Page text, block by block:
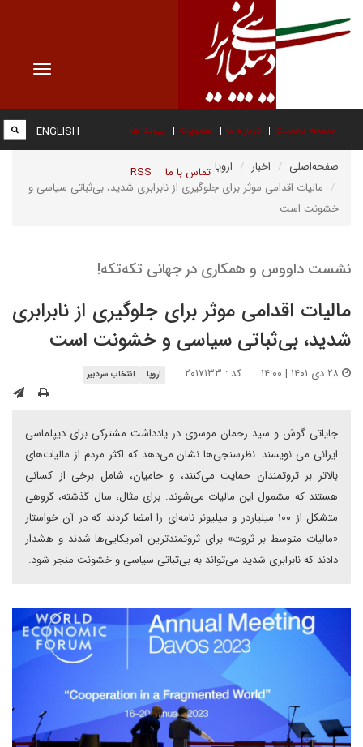
Toggle
صفحه نخست درباره ما عضویت پیوند ها
تماس با ما RSS
ENGLISH
صفحه‌اصلی اخبار
اروپا
مالیات اقدامی موثر برای جلوگیری از نابرابری شدید، بی‌ثباتی سیاسی و
خشونت است
نشست داووس و همکاری در جهانی تکه‌تکه!
مالیات اقدامی موثر برای جلوگیری از نابرابری
شدید، بی‌ثباتی سیاسی و خشونت است
کد : ۲۰۱۷۱۳۳ اروپا انتخاب سردبیر
جایاتی گوش و سید رحمان موسوی در یادداشت مشترکی برای دیپلماسی
ایرانی می نویسند: نظرسنجی‌ها نشان می‌دهد که اکثر مردم از مالیات‌های
بالاتر بر ثروتمندان حمایت می‌کنند، و حامیان، شامل برخی از کسانی
هستند که مشمول این مالیات می‌شوند. برای مثال، سال گذشته، گروهی
متشکل از ۱۰۰ میلیاردر و میلیونر نامه‌ای را امضا کردند که در آن خواستار
«مالیات متوسط بر ثروت» برای ثروتمندترین آمریکایی‌ها شدند و هشدار
دادند که نابرابری شدید می‌تواند به بی‌ثباتی سیاسی و خشونت منجر شود.